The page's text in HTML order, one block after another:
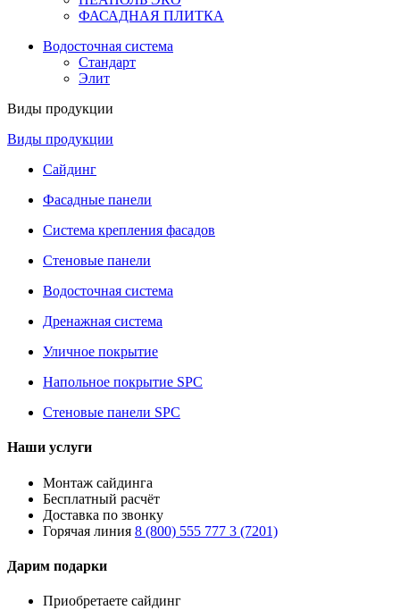
ФАСАДНАЯ ПЛИТКА
Водосточная система
Стандарт
Элит
Виды продукции
Виды продукции
Сайдинг
Фасадные панели
Система крепления фасадов
Стеновые панели
Водосточная система
Дренажная система
Уличное покрытие
Напольное покрытие SPC
Стеновые панели SPC
Наши услуги
Монтаж сайдинга
Бесплатный расчёт
Доставка по звонку
Горячая линия 8 (800) 555 777 3 (7201)
Дарим подарки
Приобретаете сайдинг